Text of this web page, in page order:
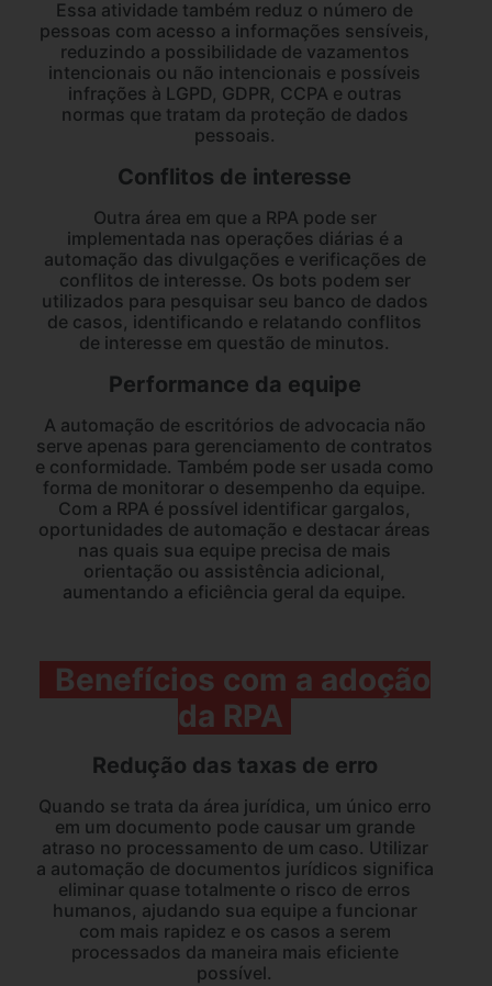
Essa atividade também reduz o número de
pessoas com acesso a informações sensíveis,
reduzindo a possibilidade de vazamentos
intencionais ou não intencionais e possíveis
infrações à LGPD, GDPR, CCPA e outras
normas que tratam da proteção de dados
pessoais.
Conflitos de interesse
Outra área em que a RPA pode ser
implementada nas operações diárias é a
automação das divulgações e verificações de
conflitos de interesse. Os bots podem ser
utilizados para pesquisar seu banco de dados
de casos, identificando e relatando conflitos
de interesse em questão de minutos.
Performance da equipe
A automação de escritórios de advocacia não
serve apenas para gerenciamento de contratos
e conformidade. Também pode ser usada como
forma de monitorar o desempenho da equipe.
Com a RPA é possível identificar gargalos,
oportunidades de automação e destacar áreas
nas quais sua equipe precisa de mais
orientação ou assistência adicional,
aumentando a eficiência geral da equipe.
Benefícios com a adoção
da RPA
Redução das taxas de erro
Quando se trata da área jurídica, um único erro
em um documento pode causar um grande
atraso no processamento de um caso. Utilizar
a automação de documentos jurídicos significa
eliminar quase totalmente o risco de erros
humanos, ajudando sua equipe a funcionar
com mais rapidez e os casos a serem
processados da maneira mais eficiente
possível.